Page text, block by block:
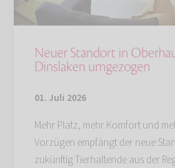
Neuer Standort in
Dinslaken umgezogen
01. Juli 2026
Mehr Platz, mehr Komfort und
Vorzügen empfängt der neue
zukünftig Tierhaltende aus der